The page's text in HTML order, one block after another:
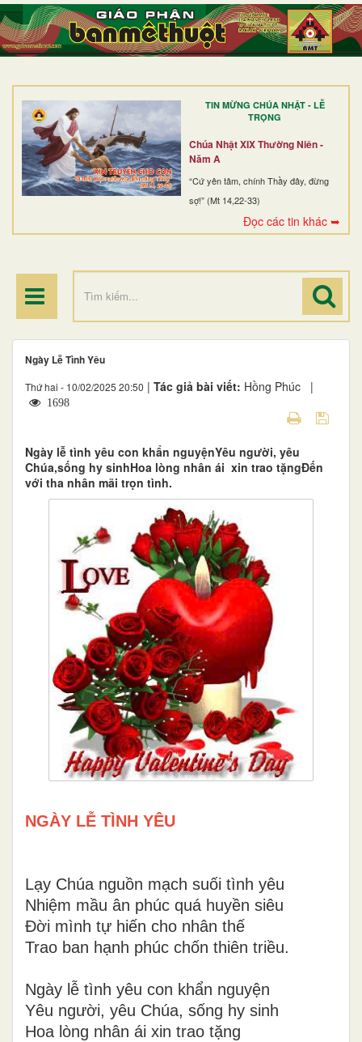
TIN MỪNG CHÚA NHẬT - LỄ
TRỌNG
Chúa Nhật XIX Thường Niên -
Năm A
“Cứ yên tâm, chính Thầy đây, đừng
sợ!” (Mt 14,22-33)
Đọc các tin khác ➥
TRANG NHẤT
GIỚI THIỆU
DÒNG TU
BAN MỤC VỤ
ĐOÀN THỂ CG
ĐIỂM HÀNH HƯƠNG
Ngày Lễ Tình Yêu
Thứ hai - 10/02/2025 20:50 | Tác giả bài viết: Hồng Phúc |
1698
Ngày lễ tình yêu con khẩn nguyệnYêu người, yêu
Chúa,sống hy sinhHoa lòng nhân ái xin trao tặngĐến
với tha nhân mãi trọn tình.
NGÀY LỄ TÌNH YÊU
Lạy Chúa nguồn mạch suối tình yêu
Nhiệm mầu ân phúc quá huyền siêu
Đời mình tự hiến cho nhân thế
Trao ban hạnh phúc chốn thiên triều.
Ngày lễ tình yêu con khẩn nguyện
Yêu người, yêu Chúa, sống hy sinh
Hoa lòng nhân ái xin trao tặng